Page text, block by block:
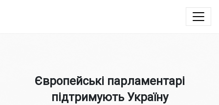
Європейські парламентарі
підтримують Україну